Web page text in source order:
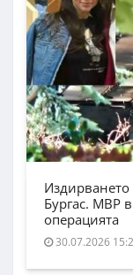
Бургас. МВР
операцията
30.07.2026